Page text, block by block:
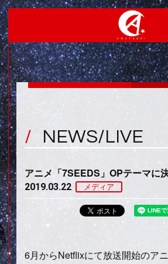
NEWS/LIVE
アニメ「7SEEDS」OPテーマに
2019.03.22 メディア
6月からNetflixにて放送開始のア